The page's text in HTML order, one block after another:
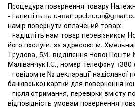
Процедура повернення товару
- напишіть на e-mail
намір повернути оплачений товар;
- надішліть нам товар перевізником
його послуги, за адресою: м.
Трудова, 5/4, відділення Нової
Маліванчук І.С., номер телефону +380
- повідомте № декларації надісланої
банківської картки для повернення
- після отримання, перевірки вмісту
відповідність умовам повернення